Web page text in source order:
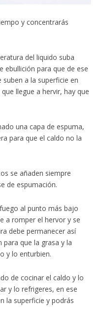
y concentrarás
del liquido suba
ebullición para que de ese
a la superficie en
llegue a hervir, hay que
una capa de espuma,
para que el caldo no la
se añaden siempre
de espumación.
al punto más bajo
a romper el hervor y se
debe permanecer así
que la grasa y la
y lo enturbien.
de cocinar el caldo y lo
y lo refrigeres, en ese
la superficie y podrás